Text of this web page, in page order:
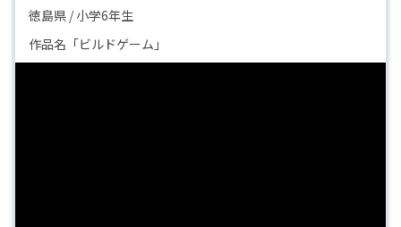
徳島県 / 小学6年生
作品名「ビルドゲーム」